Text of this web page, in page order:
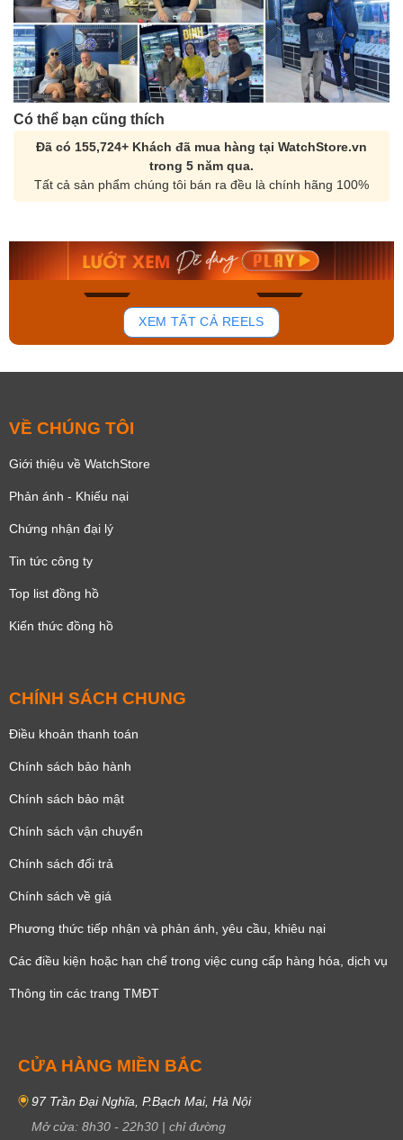
Có thể bạn cũng thích
Đã có 155,724+ Khách đã mua hàng tại WatchStore.vn
trong 5 năm qua.
Tất cả sản phẩm chúng tôi bán ra đều là chính hãng 100%
179
Orient Nam RA-
Mua ngay
Casio Nam MTS-
Mua ngay
XEM TẤT CẢ REELS
VỀ CHÚNG TÔI
Giới thiệu về WatchStore
Phản ánh - Khiếu nại
Chứng nhận đại lý
Tin tức công ty
Top list đồng hồ
Kiến thức đồng hồ
CHÍNH SÁCH CHUNG
Điều khoản thanh toán
Chính sách bảo hành
Chính sách bảo mật
Chính sách vận chuyển
Chính sách đổi trả
Chính sách về giá
Phương thức tiếp nhận và phản ánh, yêu cầu, khiêu nại
Các điều kiện hoặc hạn chế trong việc cung cấp hàng hóa, dịch vụ
Thông tin các trang TMĐT
CỬA HÀNG MIỀN BẮC
97 Trần Đại Nghĩa, P.Bạch Mai, Hà Nội
Mở cửa: 8h30 - 22h30 | chỉ đường